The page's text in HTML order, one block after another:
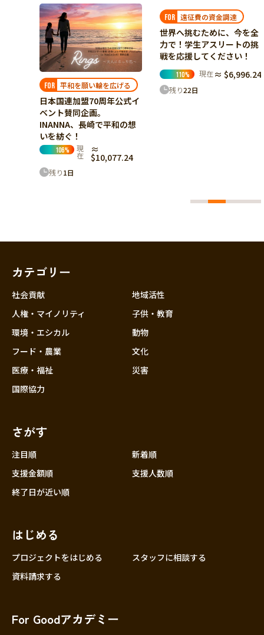
FOR 遠征費の資金調達
世界へ挑むために、今を全
力で！学生アスリートの挑
戦を応援してください！
現在≈ $6,996.24
残り22日
FOR 原風景を繋ぐ未来
ネパール・ゴルケ村の紅茶
と共に、Origin〈原風景〉
をもう一世代先へ繋ぐ挑戦
16% 現在 ≈ $4,732.42
残り22日
カテゴリー
社会貢献
人権・マイノリティ
環境・エシカル
フード・農業
医療・福祉
国際協力
地域活性
子供・教育
動物
文化
災害
さがす
注目順
新着順
支援金額順
支援人数順
終了日が近い順
はじめる
プロジェクトをはじめる
スタッフに相談する
資料請求する
For Goodアカデミー